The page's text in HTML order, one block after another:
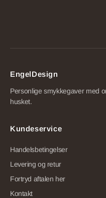
EngelDesign
Personlige smykkegaver med
husket.
Kundeservice
Handelsbetingelser
Levering og retur
Fortryd aftalen her
Kontakt